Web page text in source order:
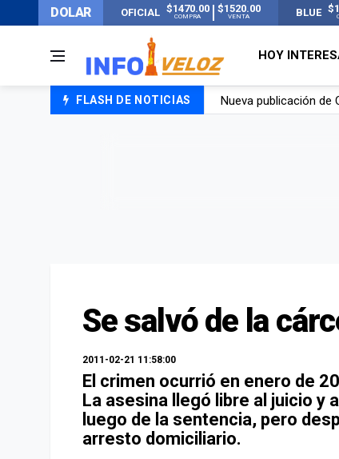
DOLAR OFICIAL $1470.00
COMPRA
$1520.00
VENTA BLUE
HOY
FLASH DE NOTICIAS
Nueva publicación de
Se salvó de la
2011-02-21 11:58:00
El crimen ocurrió en enero de
La asesina llegó libre al juicio y
luego de la sentencia, pero
arresto domiciliario.